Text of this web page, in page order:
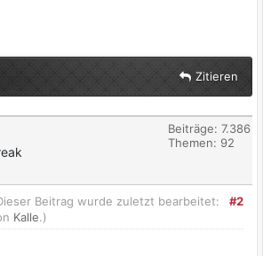
Zitieren
Beiträge: 7.386
Themen: 92
#2
Beitrag wurde zuletzt bearbeitet:
Kalle.)